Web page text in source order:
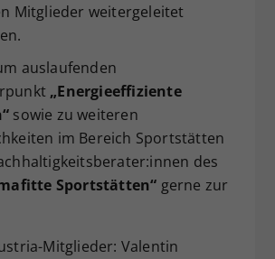
Mitglieder weitergeleitet
auslaufenden
„Energieeffiziente
sowie zu weiteren
im Bereich Sportstätten
des
Sportstätten“ gerne zur
Mitglieder: Valentin